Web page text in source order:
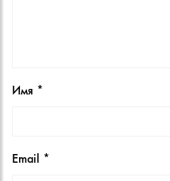
Имя *
Email *